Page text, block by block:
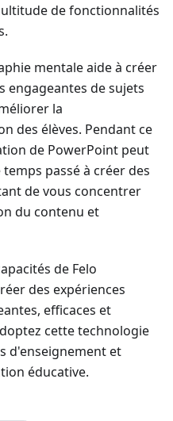
de fonctionnalités
mentale aide à créer
engageantes de sujets
la
des élèves. Pendant ce
de PowerPoint peut
passé à créer des
de vous concentrer
du contenu et
de Felo
des expériences
efficaces et
cette technologie
d'enseignement et
éducative.